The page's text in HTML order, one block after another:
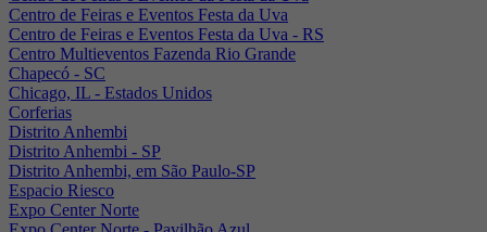
Centro de Feiras e Eventos Festa da Uva
Centro de Feiras e Eventos Festa da Uva - RS
Centro Multieventos Fazenda Rio Grande
Chapecó - SC
Chicago, IL - Estados Unidos
Corferias
Distrito Anhembi
Distrito Anhembi - SP
Distrito Anhembi, em São Paulo-SP
Espacio Riesco
Expo Center Norte